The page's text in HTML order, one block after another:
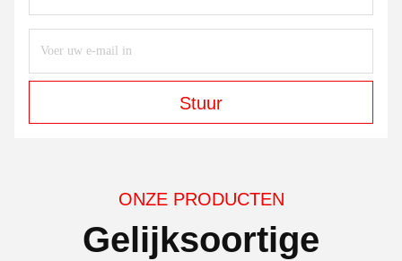
Stuur
ONZE PRODUCTEN
Gelijksoortige